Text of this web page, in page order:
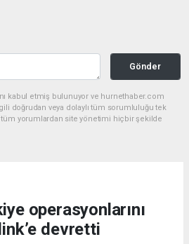
Gönder
kabul etmiş bulunuyor ve hurnethaber.com
doğrudan veya dolaylı tüm sorumluluğu tek
tüm yorumlardan site yönetimi hiçbir şekilde
operasyonlarını
devretti